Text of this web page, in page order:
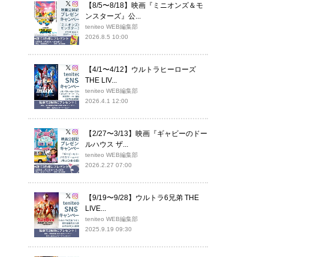
【8/5〜8/18】映画『ミニオンズ＆モ
ンスターズ』公...
teniteo WEB編集部
2026.8.5 10:00
【4/1〜4/12】ウルトラヒーローズ
THE LIV...
teniteo WEB編集部
2026.4.1 12:00
【2/27〜3/13】映画『ギャビーのドー
ルハウス ザ...
teniteo WEB編集部
2026.2.27 07:00
【9/19〜9/28】ウルトラ6兄弟 THE
LIVE...
teniteo WEB編集部
2025.9.19 09:30